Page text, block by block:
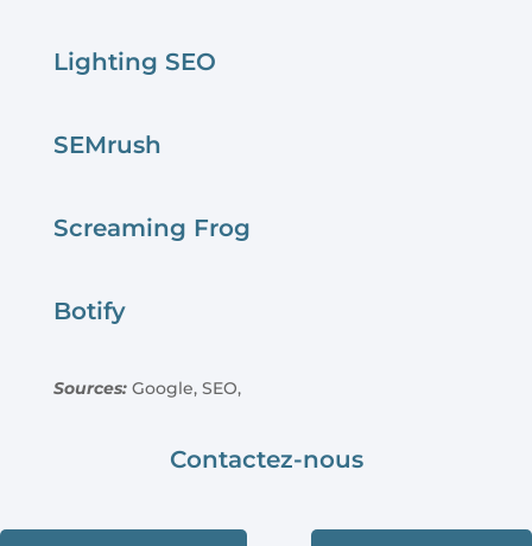
Lighting SEO
SEMrush
Screaming Frog
Botify
Sources: Google, SEO,
Contactez-nous